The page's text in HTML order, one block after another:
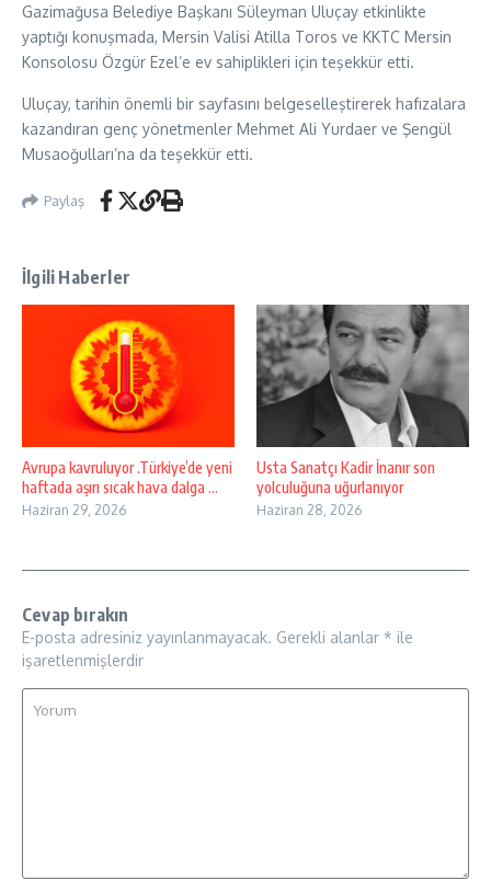
Gazimağusa Belediye Başkanı Süleyman Uluçay etkinlikte
yaptığı konuşmada, Mersin Valisi Atilla Toros ve KKTC Mersin
Konsolosu Özgür Ezel’e ev sahiplikleri için teşekkür etti.
Uluçay, tarihin önemli bir sayfasını belgeselleştirerek hafızalara
kazandıran genç yönetmenler Mehmet Ali Yurdaer ve Şengül
Musaoğulları’na da teşekkür etti.
Paylaş
İlgili Haberler
Avrupa kavruluyor .Türkiye’de yeni
haftada aşırı sıcak hava dalga ...
Haziran 29, 2026
Usta Sanatçı Kadir İnanır son
yolculuğuna uğurlanıyor
Haziran 28, 2026
Cevap bırakın
E-posta adresiniz yayınlanmayacak. Gerekli alanlar * ile
işaretlenmişlerdir